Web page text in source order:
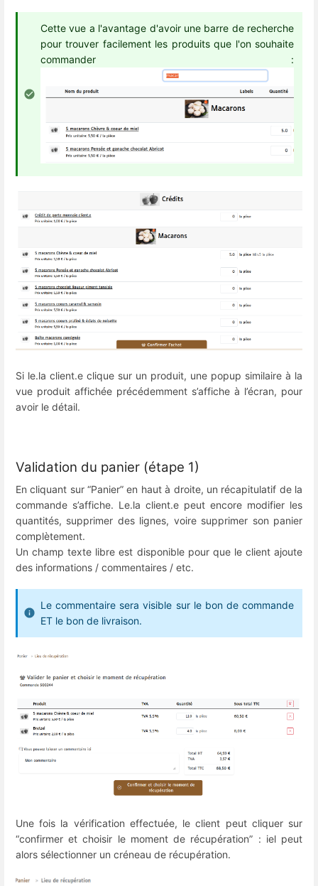
Cette vue a l'avantage d'avoir une barre de recherche
pour trouver facilement les produits que l'on souhaite
commander :
Si le.la client.e clique sur un produit, une popup similaire à la
vue produit affichée précédemment s’affiche à l’écran, pour
avoir le détail.
Validation du panier (étape 1)
En cliquant sur “Panier” en haut à droite, un récapitulatif de la
commande s’affiche. Le.la client.e peut encore modifier les
quantités, supprimer des lignes, voire supprimer son panier
complètement.
Un champ texte libre est disponible pour que le client ajoute
des informations / commentaires / etc.
Le commentaire sera visible sur le bon de commande
ET le bon de livraison.
Une fois la vérification effectuée, le client peut cliquer sur
“confirmer et choisir le moment de récupération” : iel peut
alors sélectionner un créneau de récupération.